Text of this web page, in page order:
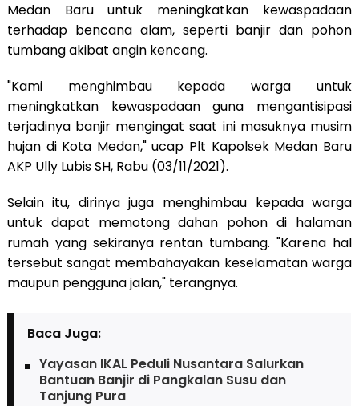
Medan Baru untuk meningkatkan kewaspadaan
terhadap bencana alam, seperti banjir dan pohon
tumbang akibat angin kencang.
"Kami menghimbau kepada warga untuk
meningkatkan kewaspadaan guna mengantisipasi
terjadinya banjir mengingat saat ini masuknya musim
hujan di Kota Medan," ucap Plt Kapolsek Medan Baru
AKP Ully Lubis SH, Rabu (03/11/2021).
Selain itu, dirinya juga menghimbau kepada warga
untuk dapat memotong dahan pohon di halaman
rumah yang sekiranya rentan tumbang. "Karena hal
tersebut sangat membahayakan keselamatan warga
maupun pengguna jalan," terangnya.
Baca Juga:
Yayasan IKAL Peduli Nusantara Salurkan
Bantuan Banjir di Pangkalan Susu dan
Tanjung Pura